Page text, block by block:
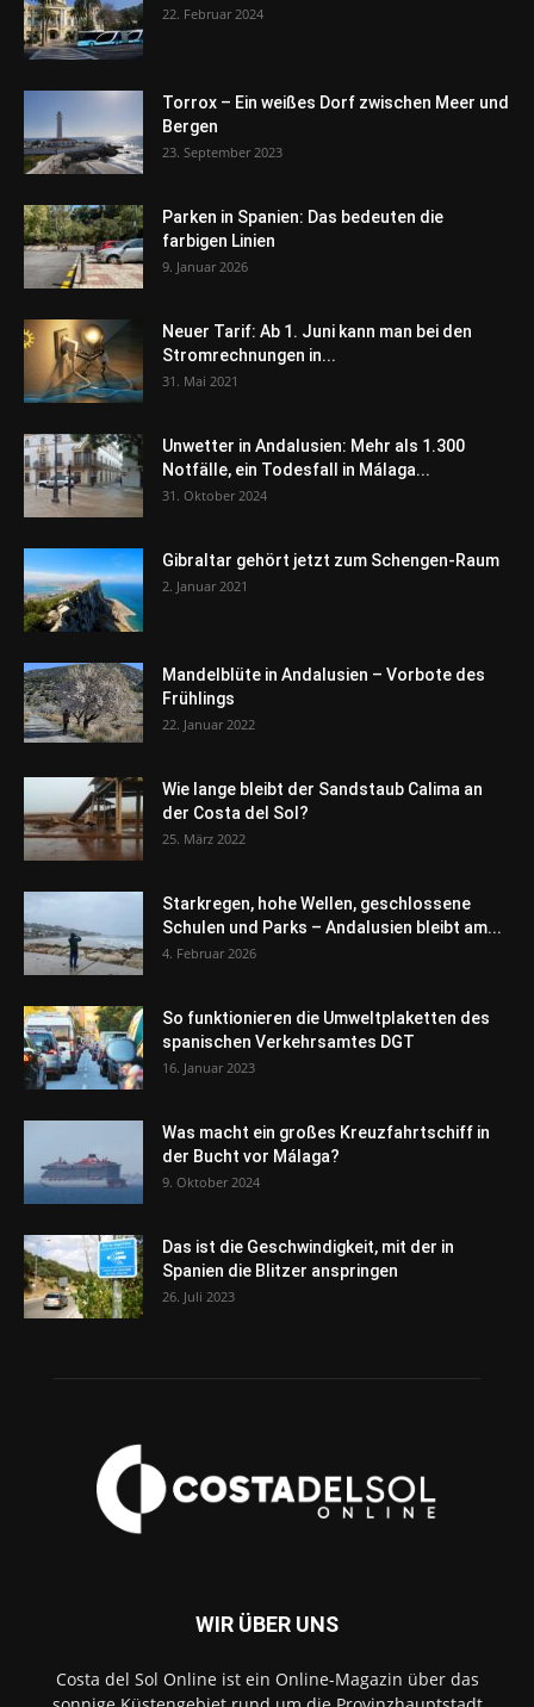
22. Februar 2024
Torrox – Ein weißes Dorf zwischen Meer und
Bergen
23. September 2023
Parken in Spanien: Das bedeuten die
farbigen Linien
9. Januar 2026
Neuer Tarif: Ab 1. Juni kann man bei den
Stromrechnungen in...
31. Mai 2021
Unwetter in Andalusien: Mehr als 1.300
Notfälle, ein Todesfall in Málaga...
31. Oktober 2024
Gibraltar gehört jetzt zum Schengen-Raum
2. Januar 2021
Mandelblüte in Andalusien – Vorbote des
Frühlings
22. Januar 2022
Wie lange bleibt der Sandstaub Calima an
der Costa del Sol?
25. März 2022
Starkregen, hohe Wellen, geschlossene
Schulen und Parks – Andalusien bleibt am...
4. Februar 2026
So funktionieren die Umweltplaketten des
spanischen Verkehrsamtes DGT
16. Januar 2023
Was macht ein großes Kreuzfahrtschiff in
der Bucht vor Málaga?
9. Oktober 2024
Das ist die Geschwindigkeit, mit der in
Spanien die Blitzer anspringen
26. Juli 2023
WIR ÜBER UNS
Costa del Sol Online ist ein Online-Magazin über das